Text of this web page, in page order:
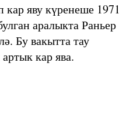
яву күренеше 1971
аралыкта Раньер
Бу вакытта тау
кар ява.